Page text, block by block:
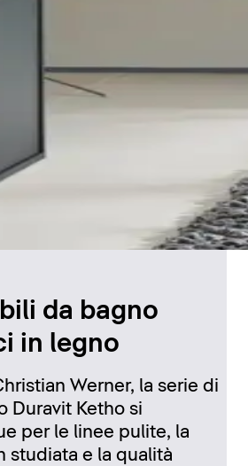
da bagno
in legno
Werner, la serie di
Duravit Ketho si
per le linee pulite, la
studiata e la qualità